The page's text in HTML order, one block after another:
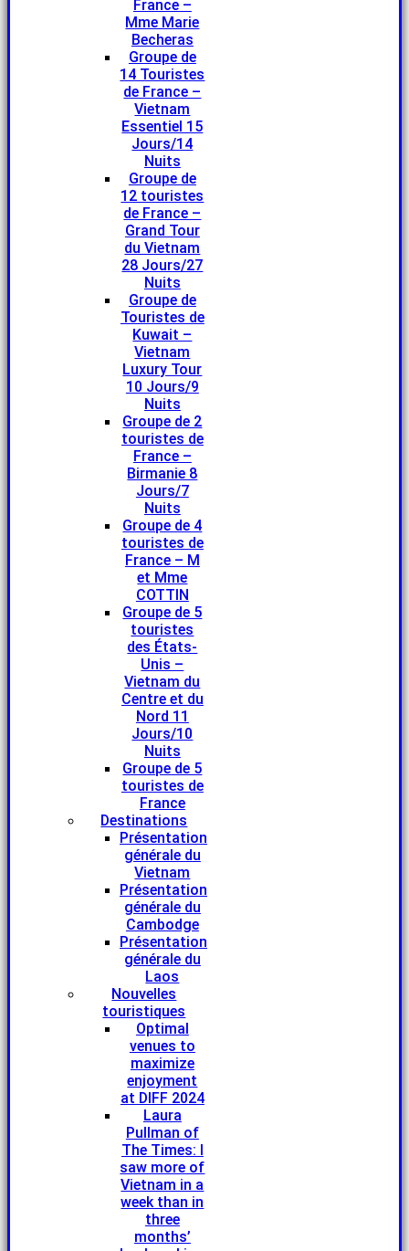
France –
Mme Marie
Becheras
Groupe de
14 Touristes
de France –
Vietnam
Essentiel 15
Jours/14
Nuits
Groupe de
12 touristes
de France –
Grand Tour
du Vietnam
28 Jours/27
Nuits
Groupe de
Touristes de
Kuwait –
Vietnam
Luxury Tour
10 Jours/9
Nuits
Groupe de 2
touristes de
France –
Birmanie 8
Jours/7
Nuits
Groupe de 4
touristes de
France – M
et Mme
COTTIN
Groupe de 5
touristes
des États-
Unis –
Vietnam du
Centre et du
Nord 11
Jours/10
Nuits
Groupe de 5
touristes de
France
Destinations
Présentation
générale du
Vietnam
Présentation
générale du
Cambodge
Présentation
générale du
Laos
Nouvelles
touristiques
Optimal
venues to
maximize
enjoyment
at DIFF 2024
Laura
Pullman of
The Times: I
saw more of
Vietnam in a
week than in
three
months’